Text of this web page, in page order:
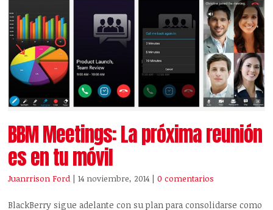
BBM Meetings: La próxima reunión
es en tu móvil
Juanrrison Ford | 14 noviembre, 2014 |0 comentarios
BlackBerry sigue adelante con su plan para consolidarse como